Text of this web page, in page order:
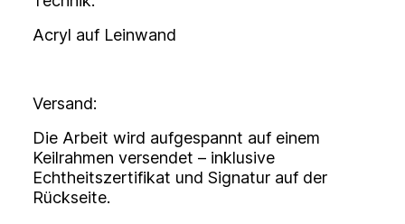
Acryl auf Leinwand
Versand:
Die Arbeit wird aufgespannt auf einem
Keilrahmen versendet – inklusive
Echtheitszertifikat und Signatur auf der
Rückseite.